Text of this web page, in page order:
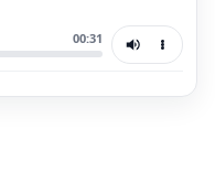
00:31